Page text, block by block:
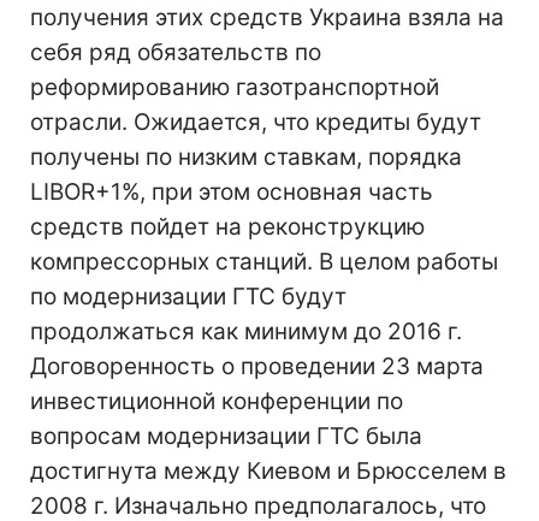
получения этих средств Украина взяла на
себя ряд обязательств по
реформированию газотранспортной
отрасли. Ожидается, что кредиты будут
получены по низким ставкам, порядка
LIBOR+1%, при этом основная часть
средств пойдет на реконструкцию
компрессорных станций. В целом работы
по модернизации ГТС будут
продолжаться как минимум до 2016 г.
Договоренность о проведении 23 марта
инвестиционной конференции по
вопросам модернизации ГТС была
достигнута между Киевом и Брюсселем в
2008 г. Изначально предполагалось, что